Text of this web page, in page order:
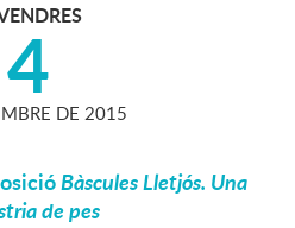
4 DE 2015
Bàscules Lletjós. Una
de pes